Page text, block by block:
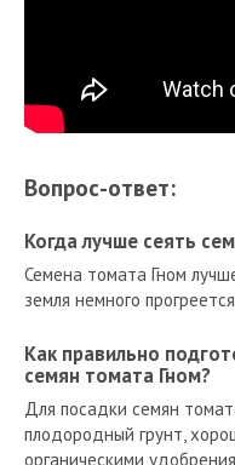
Вопрос-ответ:
Когда лучше сеять
Семена томата Гном
земля немного
Как правильно
семян томата Гном?
Для посадки семян
плодородный грунт,
органическими